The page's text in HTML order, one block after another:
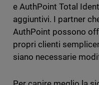
e AuthPoint Total
aggiuntivi. I partner
AuthPoint possono
propri clienti
siano necessarie